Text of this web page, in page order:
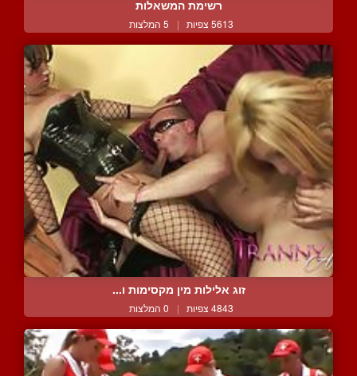
רשימת המשאלות
5613 צפיות | 5 המלצות
זוג אלילות מין מקסימות ו...
4843 צפיות | 0 המלצות